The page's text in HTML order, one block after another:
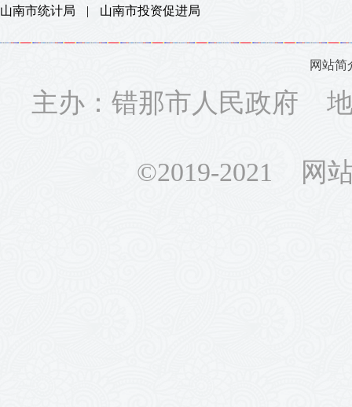
山南市统计局 | 山南市投资促进局
网站简
主办：错那市人民政府
©2019-2021 网